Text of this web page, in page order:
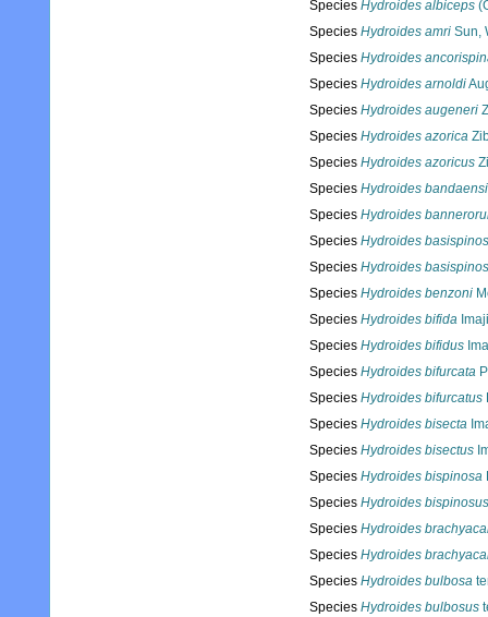
Species Hydroides albiceps
Species Hydroides amri Sun,
Species Hydroides
Species Hydroides arnoldi
Species Hydroides augeneri
Species Hydroides azorica
Species Hydroides azoricus
Species Hydroides
Species Hydroides
Species Hydroides
Species Hydroides
Species Hydroides benzoni
Species Hydroides bifida
Species Hydroides bifidus
Species Hydroides bifurcata
Species Hydroides bifurcatus
Species Hydroides bisecta
Species Hydroides bisectus
Species Hydroides bispinosa
Species Hydroides bispinosus
Species Hydroides
Species Hydroides
Species Hydroides bulbosa
Species Hydroides bulbosus